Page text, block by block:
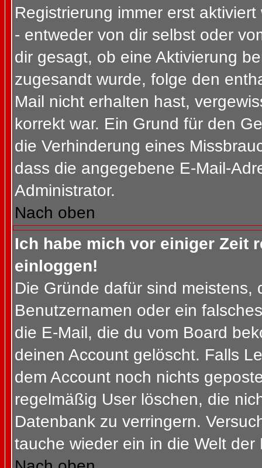
Registrierung immer erst
- entweder von dir selbst oder
dir gesagt, ob eine Aktivierung
zugesandt wurde, folge den
Mail nicht erhalten hast,
korrekt war. Ein Grund für den
die Verhinderung eines
dass die angegebene E-Mail-
Administrator.
Nach oben
Ich habe mich vor einiger Zeit
einloggen!
Die Gründe dafür sind
Benutzernamen oder ein
die E-Mail, die du vom Board
deinen Account gelöscht. Falls
dem Account noch nichts
regelmäßig User löschen, die
Datenbank zu verringern.
tauche wieder ein in die Welt der